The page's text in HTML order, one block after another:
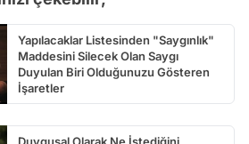
Yapılacaklar Listesinden "Saygınlık"
Maddesini Silecek Olan Saygı
Duyulan Biri Olduğunuzu Gösteren
İşaretler